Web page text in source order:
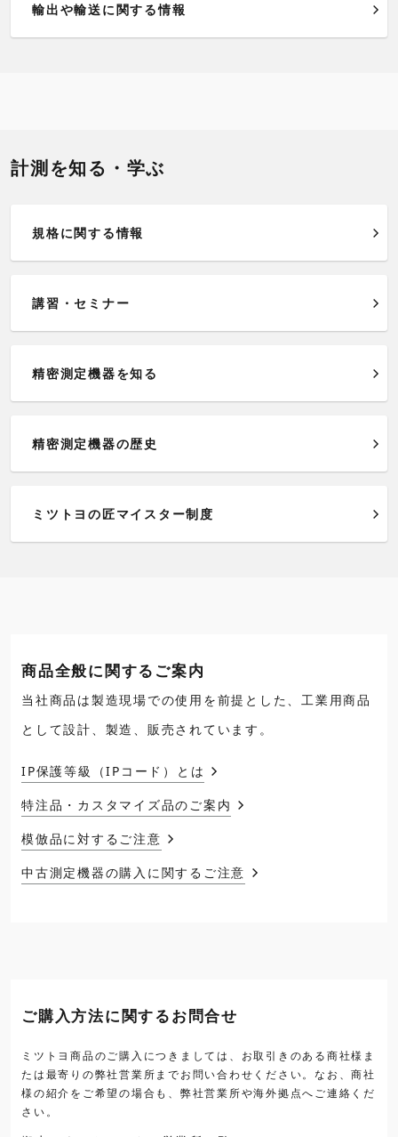
輸出や輸送に関する情報
計測を知る・学ぶ
規格に関する情報
講習・セミナー
精密測定機器を知る
精密測定機器の歴史
ミツトヨの匠マイスター制度
商品全般に関するご案内
当社商品は製造現場での使用を前提とした、工業用商品
として設計、製造、販売されています。
IP保護等級（IPコード）とは
特注品・カスタマイズ品のご案内
模倣品に対するご注意
中古測定機器の購入に関するご注意
ご購入方法に関するお問合せ
ミツトヨ商品のご購入につきましては、お取引きのある商社様ま
たは最寄りの弊社営業所までお問い合わせください。なお、商社
様の紹介をご希望の場合も、弊社営業所や海外拠点へご連絡くだ
さい。